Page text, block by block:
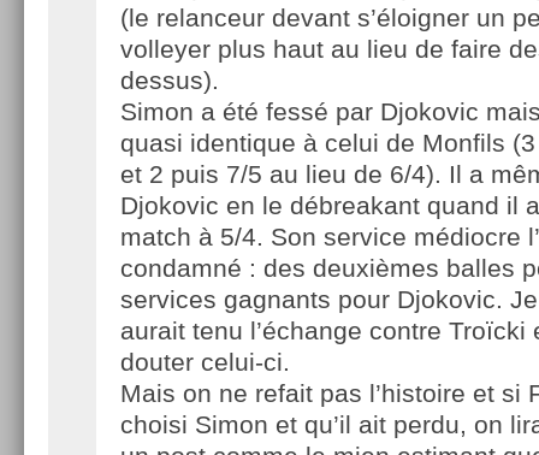
(le relanceur devant s’éloigner un
volleyer plus haut au lieu de faire
dessus).
Simon a été fessé par Djokovic
quasi identique à celui de Monfils
et 2 puis 7/5 au lieu de 6/4). Il a
Djokovic en le débreakant quand il
match à 5/4. Son service médiocre
condamné : des deuxièmes balles
services gagnants pour Djokovic.
aurait tenu l’échange contre Troïcki
douter celui-ci.
Mais on ne refait pas l’histoire et si
choisi Simon et qu’il ait perdu, on